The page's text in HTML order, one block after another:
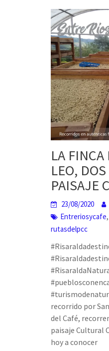
LA FINCA
LEO,
PAISAJE
23/08/2020
Entreriosycafe,
rutasdelpcc
recorrido por
del Café,
paisaje Cultural
hoy a conocer